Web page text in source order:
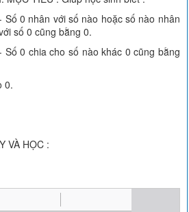
Số 0 nhân với số nào hoặc số nào nhân
số 0 cũng bằng 0.
Số 0 chia cho số nào khác 0 cũng bằng
0.
VÀ HỌC :